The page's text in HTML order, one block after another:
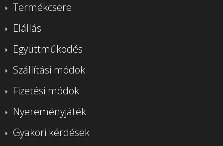
Termékcsere
Elállás
Együttműködés
Szállítási módok
Fizetési módok
Nyereményjáték
Gyakori kérdések